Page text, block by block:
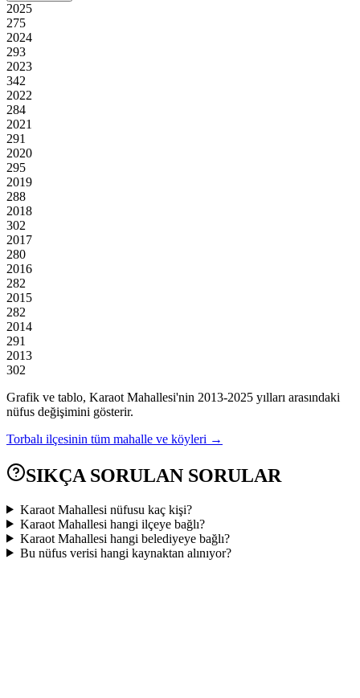
2025
275
2024
293
2023
342
2022
284
2021
291
2020
295
2019
288
2018
302
2017
280
2016
282
2015
282
2014
291
2013
302
Grafik ve tablo, Karaot Mahallesi'nin 2013-2025 yılları arasındaki
nüfus değişimini gösterir.
Torbalı ilçesinin tüm mahalle ve köyleri →
SIKÇA SORULAN SORULAR
Karaot Mahallesi nüfusu kaç kişi?
Karaot Mahallesi hangi ilçeye bağlı?
Karaot Mahallesi hangi belediyeye bağlı?
Bu nüfus verisi hangi kaynaktan alınıyor?